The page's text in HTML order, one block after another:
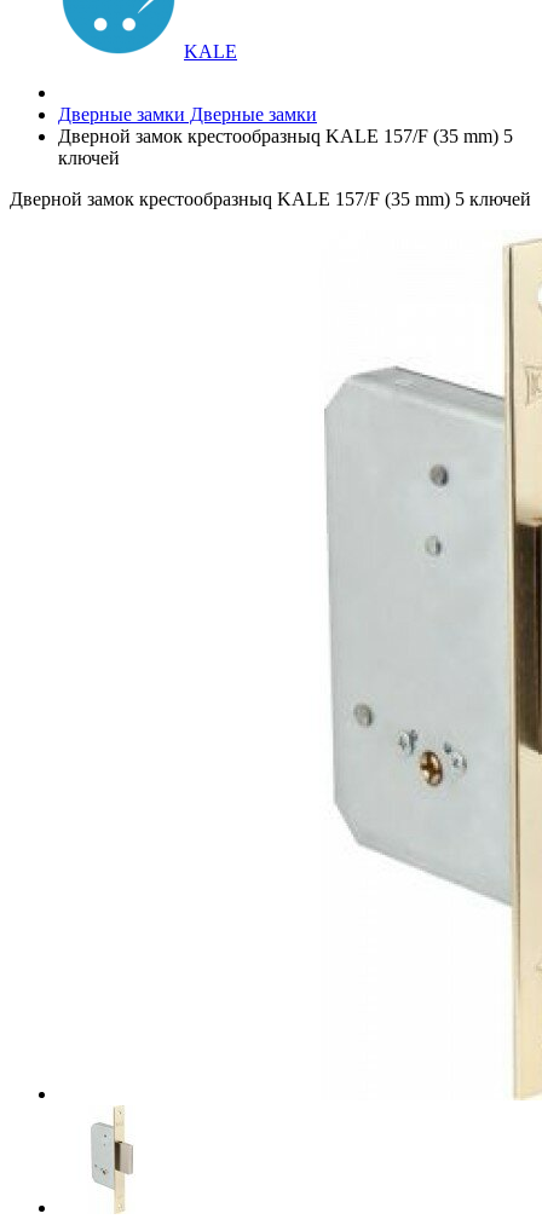
KALE
Дверные замки Дверные замки
Дверной замок крестообразныq KALE 157/F (35 mm) 5
ключей
Дверной замок крестообразныq KALE 157/F (35 mm) 5 ключей